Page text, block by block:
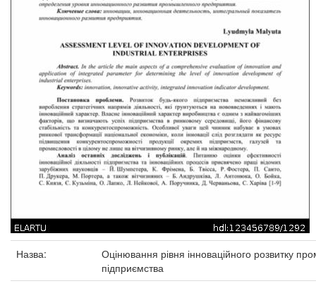
Назва:
Оцінювання рівня інноваційного розвитку
підприємства